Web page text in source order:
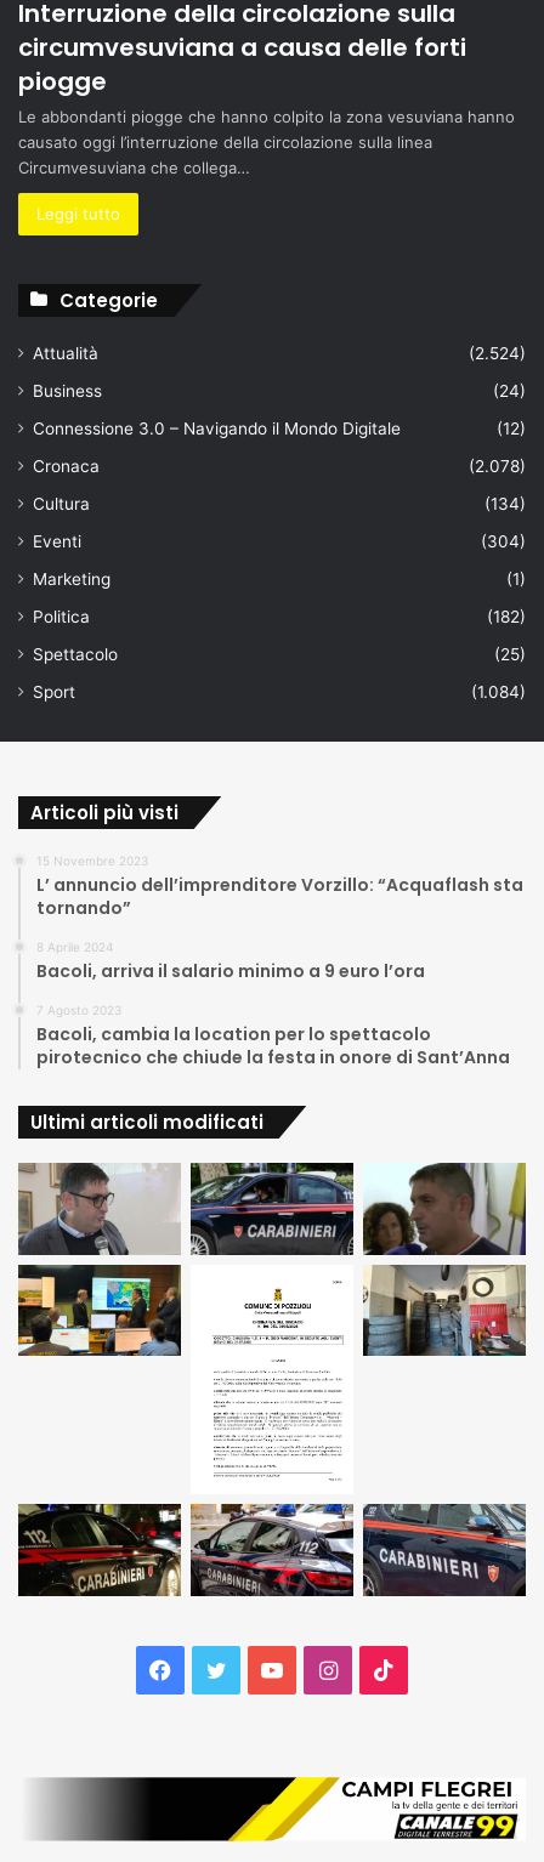
Interruzione della circolazione sulla
circumvesuviana a causa delle forti
piogge
Le abbondanti piogge che hanno colpito la zona vesuviana hanno
causato oggi l’interruzione della circolazione sulla linea
Circumvesuviana che collega…
Leggi tutto
Categorie
Attualità
(2.524)
Business
(24)
Connessione 3.0 – Navigando il Mondo Digitale
(12)
Cronaca
(2.078)
Cultura
(134)
Eventi
(304)
Marketing
(1)
Politica
(182)
Spettacolo
(25)
Sport
(1.084)
Articoli più visti
15 Novembre 2023
L’ annuncio dell’imprenditore Vorzillo: “Acquaflash sta
tornando”
8 Aprile 2024
Bacoli, arriva il salario minimo a 9 euro l’ora
7 Agosto 2023
Bacoli, cambia la location per lo spettacolo
pirotecnico che chiude la festa in onore di Sant’Anna
Ultimi articoli modificati
Facebook
TwitterYouTubeInstagram